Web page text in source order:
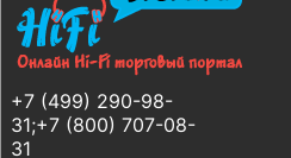
+7 (499) 290-98-
31;+7 (800) 707-08-
31